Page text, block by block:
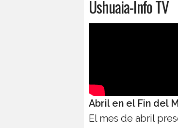
Ushuaia-Info TV
Abril en el Fin del
El mes de abril